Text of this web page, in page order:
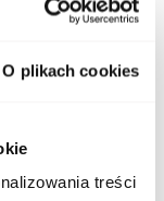
O plikach cookies
treści